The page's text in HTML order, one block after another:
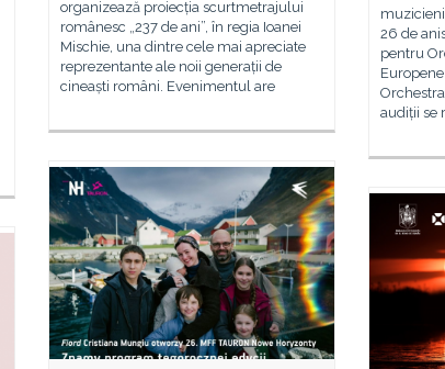
26 de
pentru
audiții se
organizează proiecția scurtmetrajului
românesc „237 de ani”, în regia Ioanei
Mischie, una dintre cele mai apreciate
reprezentante ale noii generații de
cineaști români. Evenimentul are